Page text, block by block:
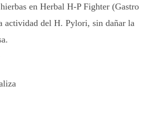
en Herbal H-P Fighter (Gastro
actividad del H. Pylori, sin dañar la